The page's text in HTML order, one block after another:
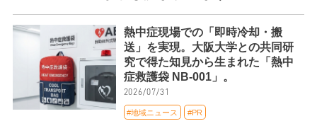
熱中症現場での「即時冷却・搬
送」を実現。大阪大学との共同研
究で得た知見から生まれた「熱中
症救護袋 NB-001」。
2026/07/31
#地域ニュース #PR